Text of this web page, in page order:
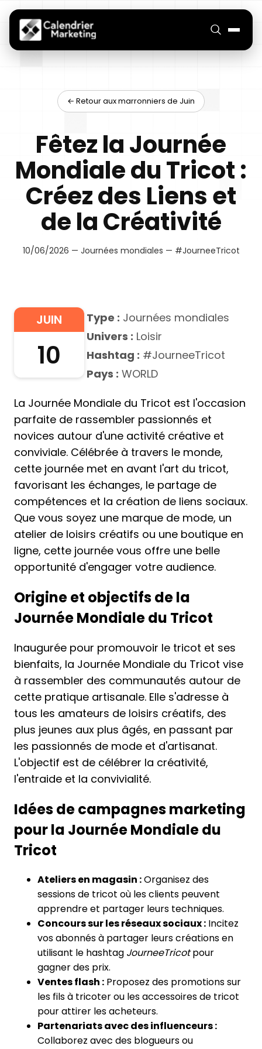
← Retour aux marronniers de Juin
Fêtez la Journée
Mondiale du Tricot :
Créez des Liens et
de la Créativité
10/06/2026 — Journées mondiales — #JourneeTricot
JUIN
10
Type : Journées mondiales
Univers : Loisir
Hashtag : #JourneeTricot
Pays : WORLD
La Journée Mondiale du Tricot est l'occasion
parfaite de rassembler passionnés et
novices autour d'une activité créative et
conviviale. Célébrée à travers le monde,
cette journée met en avant l'art du tricot,
favorisant les échanges, le partage de
compétences et la création de liens sociaux.
Que vous soyez une marque de mode, un
atelier de loisirs créatifs ou une boutique en
ligne, cette journée vous offre une belle
opportunité d'engager votre audience.
Origine et objectifs de la
Journée Mondiale du Tricot
Inaugurée pour promouvoir le tricot et ses
bienfaits, la Journée Mondiale du Tricot vise
à rassembler des communautés autour de
cette pratique artisanale. Elle s'adresse à
tous les amateurs de loisirs créatifs, des
plus jeunes aux plus âgés, en passant par
les passionnés de mode et d'artisanat.
L'objectif est de célébrer la créativité,
l'entraide et la convivialité.
Idées de campagnes marketing
pour la Journée Mondiale du
Tricot
Ateliers en magasin :Organisez des
sessions de tricot où les clients peuvent
apprendre et partager leurs techniques.
Concours sur les réseaux sociaux : Incitez
vos abonnés à partager leurs créations en
utilisant le hashtag JourneeTricotpour
gagner des prix.
Ventes flash : Proposez des promotions sur
les fils à tricoter ou les accessoires de tricot
pour attirer les acheteurs.
Partenariats avec des influenceurs :
Collaborez avec des blogueurs ou